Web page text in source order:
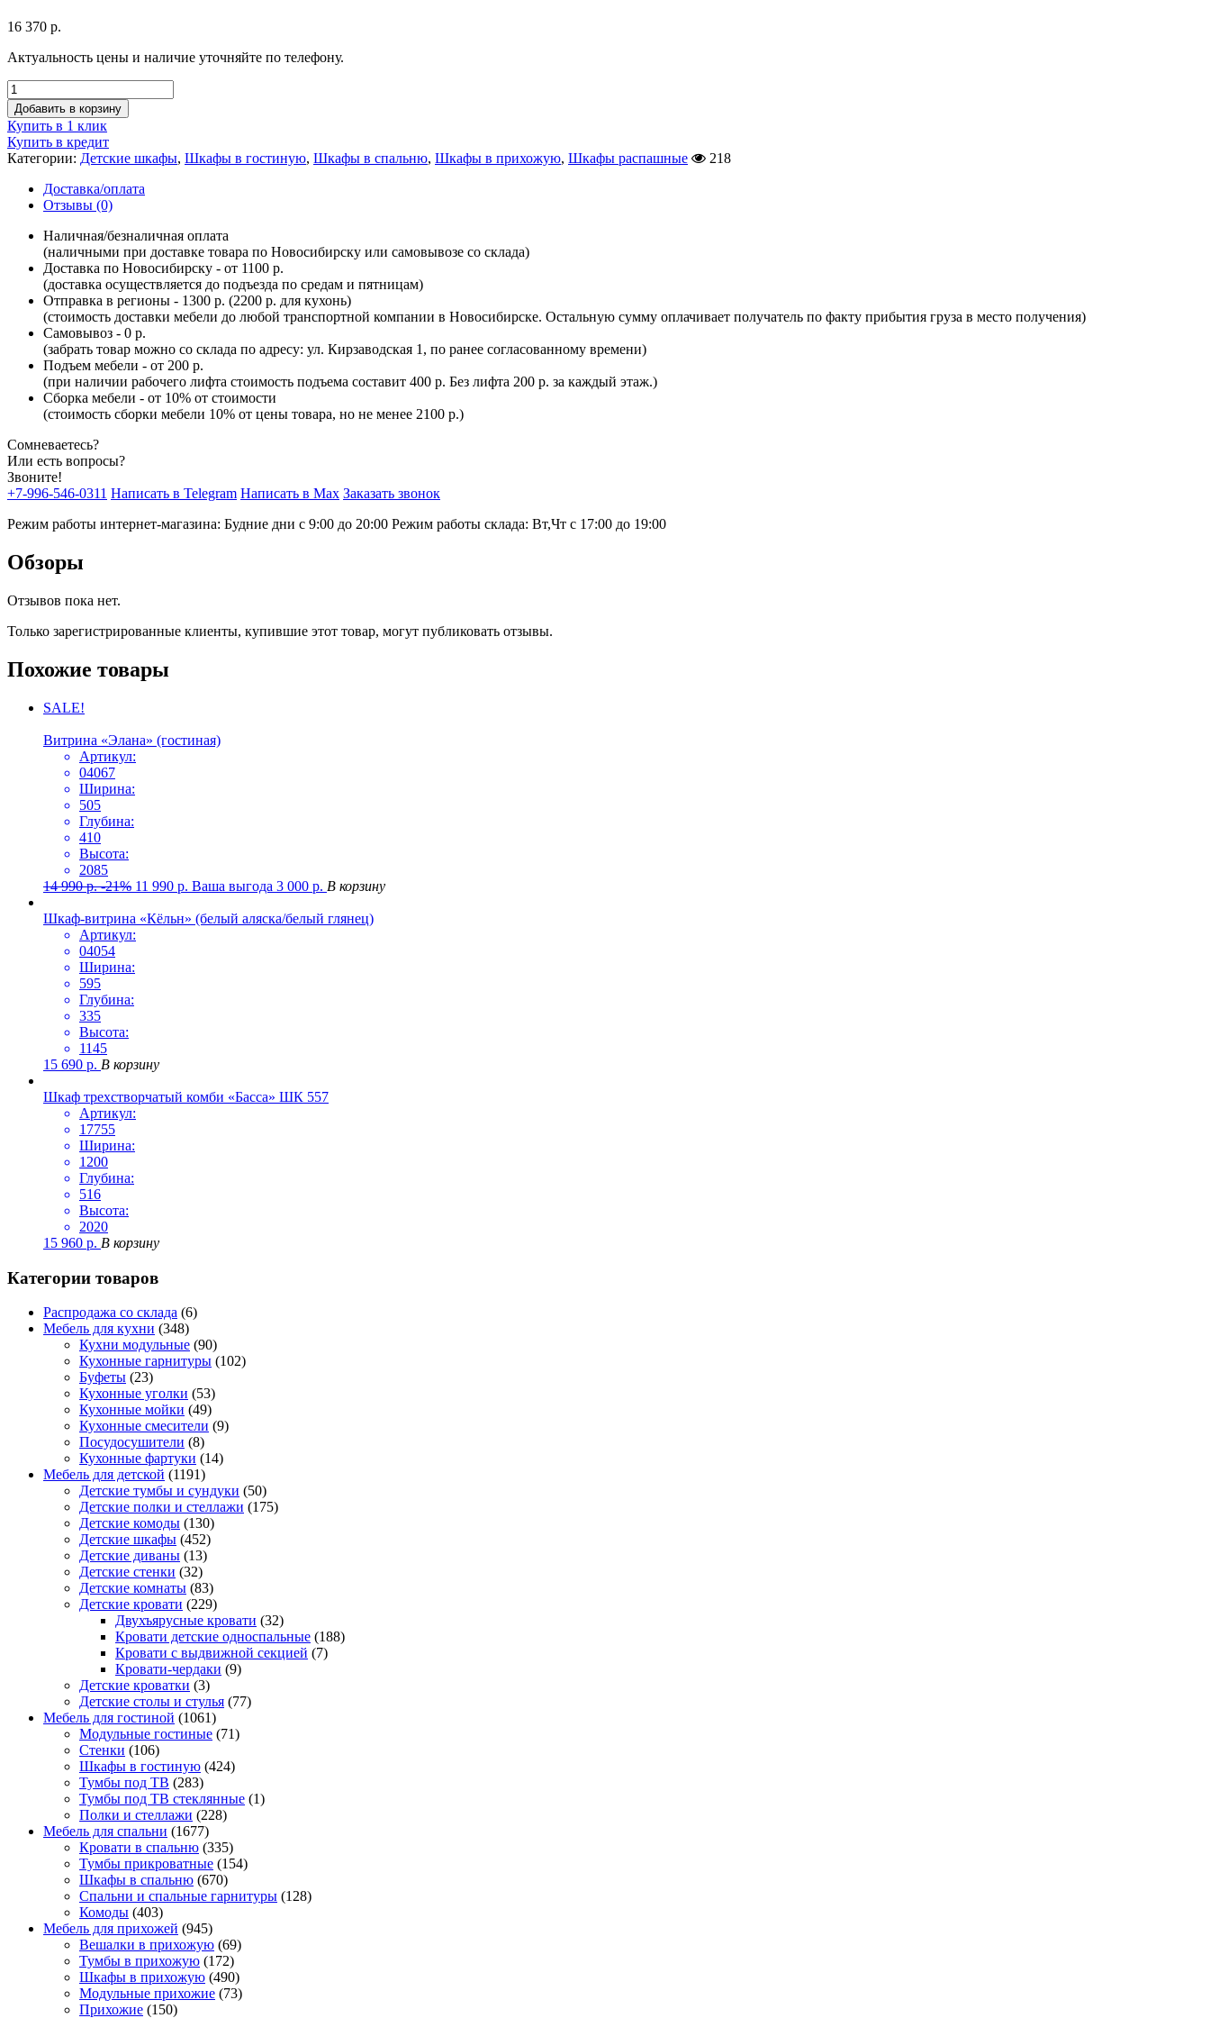
16 370 р.
Актуальность цены и наличие уточняйте по телефону.
Добавить в корзину
Купить в 1 клик
Купить в кредит
Категории: Детские шкафы, Шкафы в гостиную, Шкафы в спальню, Шкафы в прихожую, Шкафы распашные
218
Доставка/оплата
Отзывы (0)
Наличная/безналичная оплата
(наличными при доставке товара по Новосибирску или самовывозе со склада)
Доставка по Новосибирску - от 1100 р.
(доставка осуществляется до подъезда по средам и пятницам)
Отправка в регионы - 1300 р. (2200 р. для кухонь)
(стоимость доставки мебели до любой транспортной компании в Новосибирске. Остальную сумму оплачивает получатель по факту прибытия груза в место получения)
Самовывоз - 0 р.
(забрать товар можно со склада по адресу: ул. Кирзаводская 1, по ранее согласованному времени)
Подъем мебели - от 200 р.
(при наличии рабочего лифта стоимость подъема составит 400 р. Без лифта 200 р. за каждый этаж.)
Сборка мебели - от 10% от стоимости
(стоимость сборки мебели 10% от цены товара, но не менее 2100 р.)
Сомневаетесь?
Или есть вопросы?
Звоните!
+7-996-546-0311 Написать в Telegram Написать в Max Заказать звонок
Режим работы интернет-магазина: Будние дни с 9:00 до 20:00 Режим работы склада: Вт,Чт с 17:00 до 19:00
Обзоры
Отзывов пока нет.
Только зарегистрированные клиенты, купившие этот товар, могут публиковать отзывы.
Похожие товары
SALE!
Витрина «Элана» (гостиная)
Артикул:
04067
Ширина:
505
Глубина:
410
Высота:
2085
14 990р. -21% 11 990 р. Ваша выгода 3 000 р. В корзину
Шкаф-витрина «Кёльн» (белый аляска/белый глянец)
Артикул:
04054
Ширина:
595
Глубина:
335
Высота:
1145
15 690 р. В корзину
Шкаф трехстворчатый комби «Басса» ШК 557
Артикул:
17755
Ширина:
1200
Глубина:
516
Высота:
2020
15 960 р. В корзину
Категории товаров
Распродажа со склада (6)
Мебель для кухни (348)
Кухни модульные (90)
Кухонные гарнитуры (102)
Буфеты (23)
Кухонные уголки (53)
Кухонные мойки (49)
Кухонные смесители (9)
Посудосушители (8)
Кухонные фартуки (14)
Мебель для детской (1191)
Детские тумбы и сундуки (50)
Детские полки и стеллажи (175)
Детские комоды (130)
Детские шкафы (452)
Детские диваны (13)
Детские стенки (32)
Детские комнаты (83)
Детские кровати (229)
Двухъярусные кровати (32)
Кровати детские односпальные (188)
Кровати с выдвижной секцией (7)
Кровати-чердаки (9)
Детские кроватки (3)
Детские столы и стулья (77)
Мебель для гостиной (1061)
Модульные гостиные (71)
Стенки (106)
Шкафы в гостиную (424)
Тумбы под ТВ (283)
Тумбы под ТВ стеклянные (1)
Полки и стеллажи (228)
Мебель для спальни (1677)
Кровати в спальню (335)
Тумбы прикроватные (154)
Шкафы в спальню (670)
Спальни и спальные гарнитуры (128)
Комоды (403)
Мебель для прихожей (945)
Вешалки в прихожую (69)
Тумбы в прихожую (172)
Шкафы в прихожую (490)
Модульные прихожие (73)
Прихожие (150)